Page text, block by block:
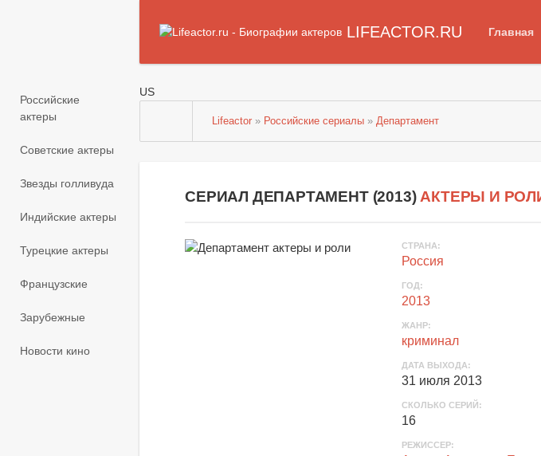
LIFEACTOR.RU Главная
Российские
актеры
Советские актеры
Звезды голливуда
Индийские актеры
Турецкие актеры
Французские
Зарубежные
Новости кино
US
Lifeactor » Российские сериалы »Департамент
СЕРИАЛ ДЕПАРТАМЕНТ (2013) АКТЕРЫ И
СТРАНА:
Россия
ГОД:
2013
ЖАНР:
криминал
ДАТА ВЫХОДА:
31 июля 2013
СКОЛЬКО СЕРИЙ:
16
РЕЖИССЕР: